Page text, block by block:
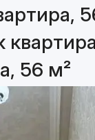
56 м²